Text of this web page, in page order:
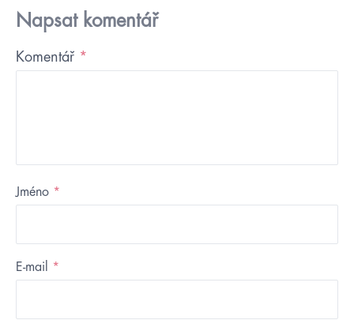
Napsat komentář
Komentář *
Jméno *
E-mail *